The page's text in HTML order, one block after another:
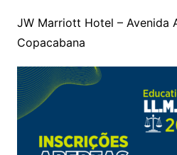
JW Marriott Hotel – Avenida
Copacabana